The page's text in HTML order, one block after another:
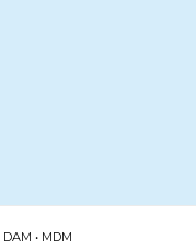
• MDM